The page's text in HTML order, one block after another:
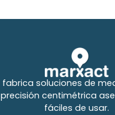
fabrica soluciones de
precisión centimétrica
fáciles de usar.